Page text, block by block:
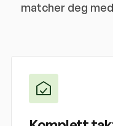
matcher deg